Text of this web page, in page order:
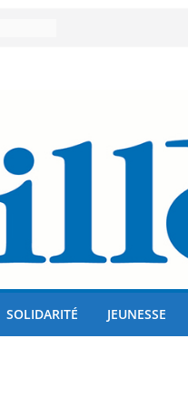
!
SOLIDARITÉ JEUNESSE